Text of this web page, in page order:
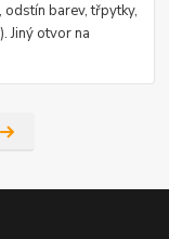
barev, třpytky,
Jiný otvor na